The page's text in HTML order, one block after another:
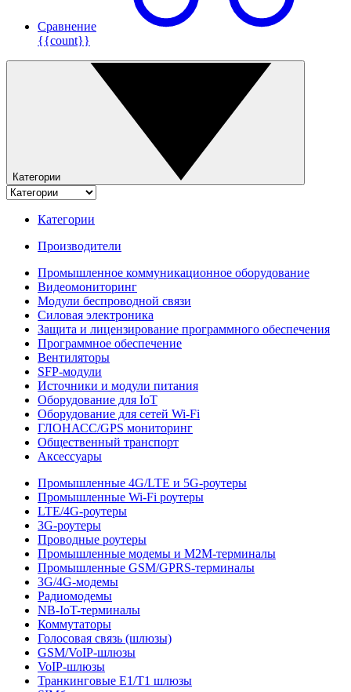
Сравнение
{{count}}
Категории
Категории
Производители
Промышленное коммуникационное оборудование
Видеомониторинг
Модули беспроводной связи
Силовая электроника
Защита и лицензирование программного обеспечения
Программное обеспечение
Вентиляторы
SFP-модули
Источники и модули питания
Оборудование для IoT
Оборудование для сетей Wi-Fi
ГЛОНАСС/GPS мониторинг
Общественный транспорт
Аксессуары
Промышленные 4G/LTE и 5G-роутеры
Промышленные Wi-Fi роутеры
LTE/4G-роутеры
3G-роутеры
Проводные роутеры
Промышленные модемы и M2M-терминалы
Промышленные GSM/GPRS-терминалы
3G/4G-модемы
Радиомодемы
NB-IoT-терминалы
Коммутаторы
Голосовая связь (шлюзы)
GSM/VoIP-шлюзы
VoIP-шлюзы
Транкинговые E1/T1 шлюзы